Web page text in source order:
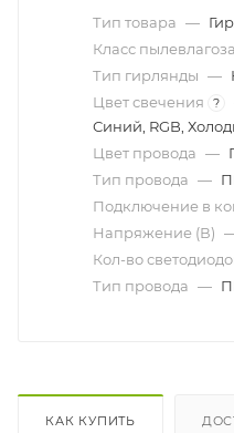
Тип товара —
Класс
Тип гирлянды —
Цвет свечения
?
Синий, RGB,
Цвет провода —
Тип провода —
Подключение в
Напряжение (В)
Кол-во
Тип провода —
КАК КУПИТЬ